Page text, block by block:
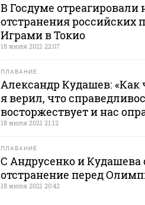
В Госдуме отреагировали
отстранения российских
Играми в Токио
18 июля 2021 22:07
ПЛАВАНИЕ
Александр Кудашев:
я верил, что
восторжествует и нас
18 июля 2021 21:12
ПЛАВАНИЕ
С Андрусенко и Кудашева
отстранение перед
18 июля 2021 20:42